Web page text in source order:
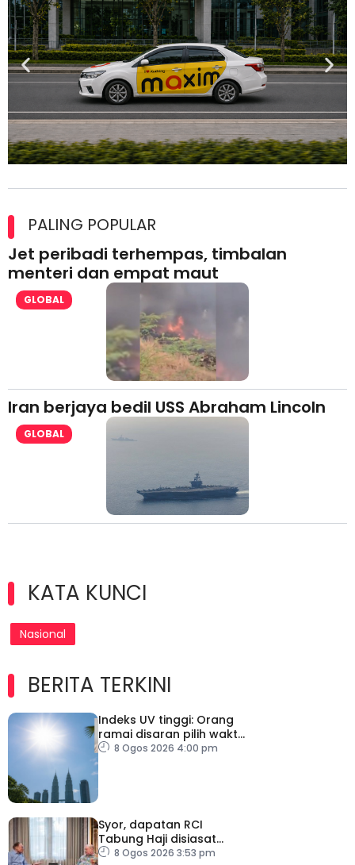
lesen separuh pertama 2026
PALING POPULAR
Jet peribadi terhempas, timbalan
menteri dan empat maut
GLOBAL
Iran berjaya bedil USS Abraham Lincoln
GLOBAL
KATA KUNCI
Nasional
BERITA TERKINI
Indeks UV tinggi: Orang
ramai disaran pilih waktu
sesuai untuk aktiviti luar
8 Ogos 2026 4:00 pm
Syor, dapatan RCI
Tabung Haji disiasat
tanpa kompromi – PM
8 Ogos 2026 3:53 pm